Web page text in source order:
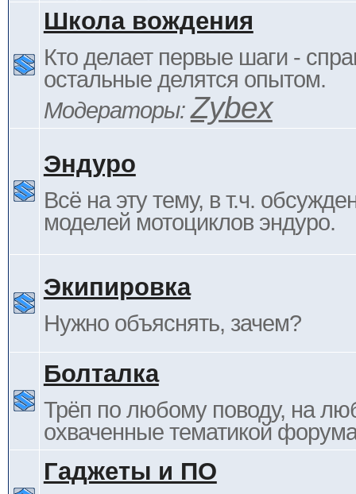
Школа вождения
Кто делает первые шаги -
остальные делятся опытом.
Модераторы:Zybex
Эндуро
Всё на эту тему, в т.ч.
моделей мотоциклов эндуро.
Экипировка
Нужно объяснять, зачем?
Болталка
Трёп по любому поводу, на
охваченные тематикой
Гаджеты и ПО